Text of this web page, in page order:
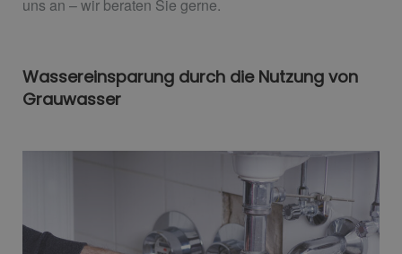
uns an – wir beraten Sie gerne.
Wassereinsparung durch die Nutzung von
Grauwasser